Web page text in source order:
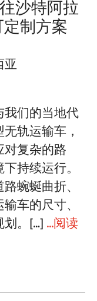
沙特阿拉
制方案
亚
们的当地代
轨运输车，
复杂的路
持续运行。
蜿蜒曲折、
车的尺寸、
划。[…] ...阅读